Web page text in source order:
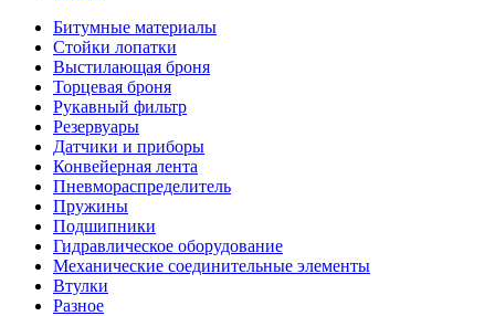
Битумные материалы
Стойки лопатки
Выстилающая броня
Торцевая броня
Рукавный фильтр
Резервуары
Датчики и приборы
Конвейерная лента
Пневмораспределитель
Пружины
Подшипники
Гидравлическое оборудование
Механические соединительные элементы
Втулки
Разное